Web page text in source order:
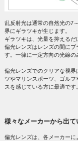
乱反射光は通常の自然光の7
界にギラツキが生じます。
ギラツキは、光量を抑えるだ
偏光レンズはレンズの間に
す。一律に一定方向の光線の
偏光レンズでのクリアな視
ツやマリンスポーツ、ゴル
スを感じている方に最適です。
様々なメーカーから出
偏光レンズは、各メーカー